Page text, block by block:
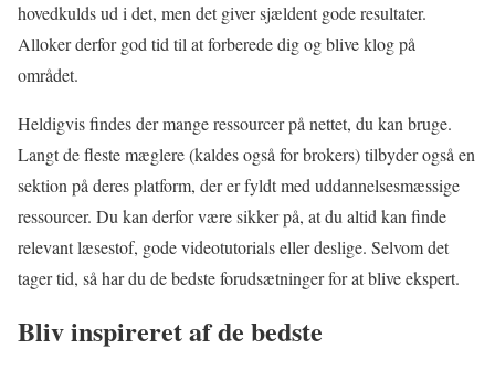
hovedkulds ud i det, men det giver sjældent gode resultater.
Alloker derfor god tid til at forberede dig og blive klog på
området.
Heldigvis findes der mange ressourcer på nettet, du kan bruge.
Langt de fleste mæglere (kaldes også for brokers) tilbyder også en
sektion på deres platform, der er fyldt med uddannelsesmæssige
ressourcer. Du kan derfor være sikker på, at du altid kan finde
relevant læsestof, gode videotutorials eller deslige. Selvom det
tager tid, så har du de bedste forudsætninger for at blive ekspert.
Bliv inspireret af de bedste